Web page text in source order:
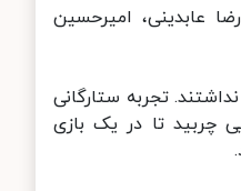
عابدینی، امیرحسین
تجربه ستارگانی
چربید تا در یک بازی